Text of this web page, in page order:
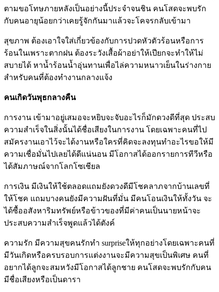
ตามขอโทษภายหลังเป็นอย่างนี้ประจำจนชิน คนโสดจะพบรัก
กับคนอายุน้อยกว่าเคยรู้จักกันมาแล้วจะโคจรกลับเข้ามา
สุขภาพ ต้องเอาใจใส่เกี่ยวข้องกับการปวดหัวตัวร้อนหรือการ
ร้อนในเพราะตากฝน ต้องระวังเสื้อผ้าอย่าให้เปียกจะทำให้ไม่
สบายได้ หาน้ำร้อนน้ำอุ่นทานเพื่อไล่ความหนาวเย็นในร่างกาย
สำหรับคนที่ต้องทำงานกลางแจ้ง
คนเกิดวันพุธกลางคืน
การงาน เข้ามาอยู่เสมอจะหยิบจะจับอะไรก็มักดวงดีที่สุด ประสบ
ความสำเร็จในสิ่งนั้นได้ชื่อเสียงในการงาน โดยเฉพาะคนที่ไป
สมัครงานเอาไว้จะได้งานหรือใครที่คิดจะลงทุนทำอะไรขอให้มี
ความเชื่อมั่นไปเลยได้ดีแน่นอน มีโอกาสได้ออกรายการทีวีหรือ
ได้สัมภาษณ์จากโลกโซเชียล
การเงิน มีเงินให้ใช้ตลอดแถมยังดวงดีมีโชคลาภจากบ้านเลขที่
ให้โชค แถมบางคนยังมีความฝันที่มั่น มีคนโอนเงินให้ทั้งวัน จะ
ได้ซื้ออสังหาริมทรัพย์หรือข้าวของที่มีค่าคนเป็นนายหน้าจะ
ประสบความสำเร็จพูดแล้วได้ตังค์
ความรัก มีความสุขคนรักทำ surpriseให้ทุกอย่างโดยเฉพาะคนที่
มีวันเกิดหรือครบรอบการแต่งงานจะมีความสุขเป็นพิเศษ คนที่
อยากได้ลูกจะสมหวังมีโอกาสได้ลูกชาย คนโสดจะพบรักกับคน
มีชื่อเสียงหรือเป็นดารา